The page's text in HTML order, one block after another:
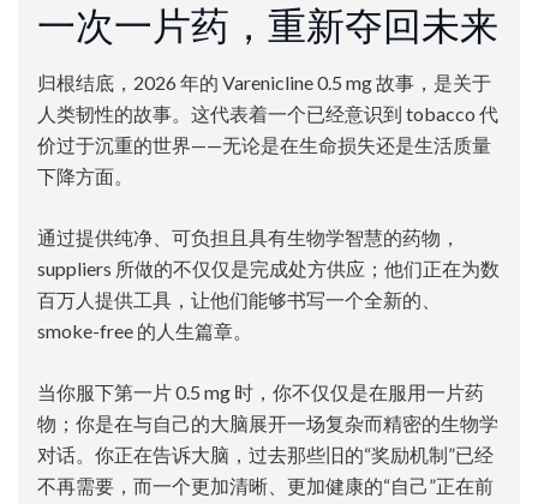
一次一片药，重新夺回未来
归根结底，2026 年的 Varenicline 0.5 mg 故事，是关于
人类韧性的故事。这代表着一个已经意识到 tobacco 代
价过于沉重的世界——无论是在生命损失还是生活质量
下降方面。
通过提供纯净、可负担且具有生物学智慧的药物，
suppliers 所做的不仅仅是完成处方供应；他们正在为数
百万人提供工具，让他们能够书写一个全新的、
smoke-free 的人生篇章。
当你服下第一片 0.5 mg 时，你不仅仅是在服用一片药
物；你是在与自己的大脑展开一场复杂而精密的生物学
对话。你正在告诉大脑，过去那些旧的“奖励机制”已经
不再需要，而一个更加清晰、更加健康的“自己”正在前